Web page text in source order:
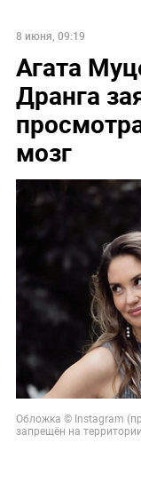
8 июня, 09:19
Агата
Дранга
мозг
Обложка © Instagram
запрещён на